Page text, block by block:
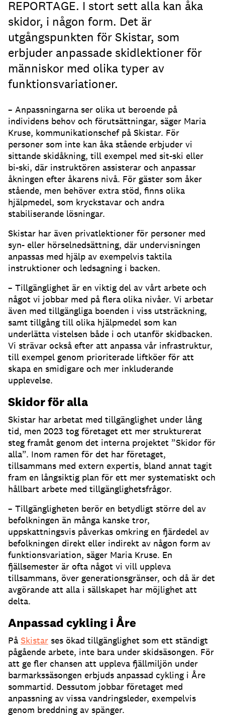
REPORTAGE. I stort sett alla kan åka
skidor, i någon form. Det är
utgångspunkten för Skistar, som
erbjuder anpassade skidlektioner för
människor med olika typer av
funktionsvariationer.
– Anpassningarna ser olika ut beroende på
individens behov och förutsättningar, säger Maria
Kruse, kommunikationschef på Skistar. För
personer som inte kan åka stående erbjuder vi
sittande skidåkning, till exempel med sit-ski eller
bi-ski, där instruktören assisterar och anpassar
åkningen efter åkarens nivå. För gäster som åker
stående, men behöver extra stöd, finns olika
hjälpmedel, som kryckstavar och andra
stabiliserande lösningar.
Skistar har även privatlektioner för personer med
syn- eller hörselnedsättning, där undervisningen
anpassas med hjälp av exempelvis taktila
instruktioner och ledsagning i backen.
– Tillgänglighet är en viktig del av vårt arbete och
något vi jobbar med på flera olika nivåer. Vi arbetar
även med tillgängliga boenden i viss utsträckning,
samt tillgång till olika hjälpmedel som kan
underlätta vistelsen både i och utanför skidbacken.
Vi strävar också efter att anpassa vår infrastruktur,
till exempel genom prioriterade liftköer för att
skapa en smidigare och mer inkluderande
upplevelse.
Skidor för alla
Skistar har arbetat med tillgänglighet under lång
tid, men 2023 tog företaget ett mer strukturerat
steg framåt genom det interna projektet ”Skidor för
alla”. Inom ramen för det har företaget,
tillsammans med extern expertis, bland annat tagit
fram en långsiktig plan för ett mer systematiskt och
hållbart arbete med tillgänglighetsfrågor.
– Tillgängligheten berör en betydligt större del av
befolkningen än många kanske tror,
uppskattningsvis påverkas omkring en fjärdedel av
befolkningen direkt eller indirekt av någon form av
funktionsvariation, säger Maria Kruse. En
fjällsemester är ofta något vi vill uppleva
tillsammans, över generationsgränser, och då är det
avgörande att alla i sällskapet har möjlighet att
delta.
Anpassad cykling i Åre
På Skistar ses ökad tillgänglighet som ett ständigt
pågående arbete, inte bara under skidsäsongen. För
att ge fler chansen att uppleva fjällmiljön under
barmarkssäsongen erbjuds anpassad cykling i Åre
sommartid. Dessutom jobbar företaget med
anpassning av vissa vandringsleder, exempelvis
genom breddning av spänger.